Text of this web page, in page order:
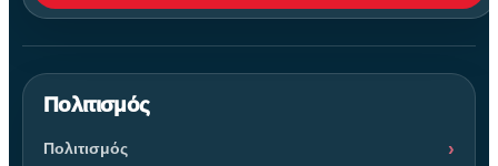
Πολιτισμός
Πολιτισμός